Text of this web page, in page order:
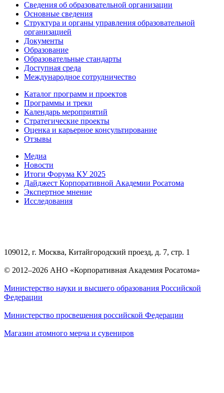
Сведения об образовательной организации
Основные сведения
Структура и органы управления образовательной
организацией
Документы
Образование
Образовательные стандарты
Доступная среда
Международное сотрудничество
Каталог программ и проектов
Программы и треки
Календарь мероприятий
Стратегические проекты
Оценка и карьерное консультирование
Отзывы
Медиа
Новости
Итоги Форума КУ 2025
Дайджест Корпоративной Академии Росатома
Экспертное мнение
Исследования
109012, г. Москва, Китайгородский проезд, д. 7, стр. 1
© 2012–2026 АНО «Корпоративная Академия Росатома»
Министерство науки и высшего образования Российской
Федерации
Министерство просвещения российской Федерации
Магазин атомного мерча и сувениров